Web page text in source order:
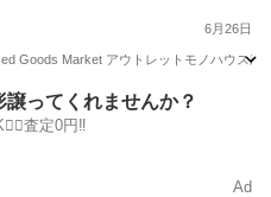
6月26日
Goods Market アウトレットモノハウ
フ
譲ってくれませんか？
査定0円‼️
Ad